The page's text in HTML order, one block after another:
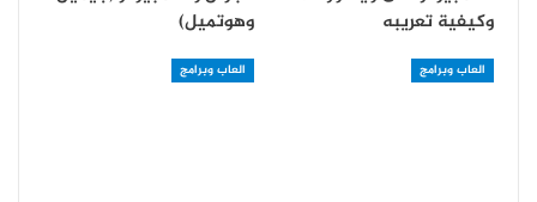
وكيفية تعريبه
وهوتميل)
العاب وبرامج العاب وبرامج